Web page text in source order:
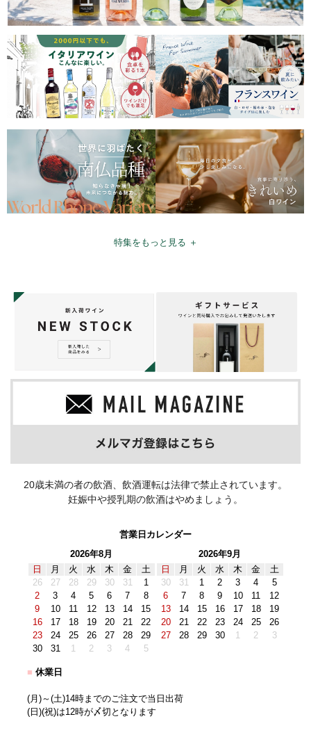
特集をもっと見る ＋
20歳未満の者の飲酒、飲酒運転は法律で禁止されています。
妊娠中や授乳期の飲酒はやめましょう。
営業日カレンダー
2026年8月
日
月 火 水 木 金
土
26
27 28 29 30 31
1
2
3 4 5 6 7
8
9
10 11 12 13 14
15
16
17 18 19 20 21
22
23
24 25 26 27 28
29
30
31 1 2 3 4 5
2026年9月
日
月 火 水 木 金
土
30
31 1 2 3 4
5
6
7 8 9 10 11
12
13
14 15 16 17 18
19
20
21 22 23 24 25
26
27
28 29 30 1 2 3
■ 休業日
(月)～(土)14時までのご注文で当日出荷
(日)(祝)は12時が〆切となります